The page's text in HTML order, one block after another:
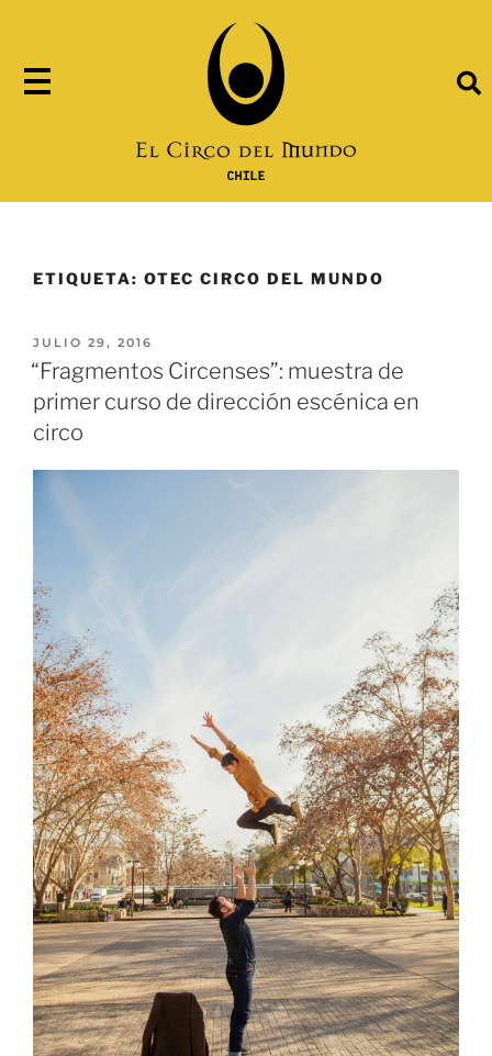
ETIQUETA: OTEC CIRCO DEL MUNDO
JULIO 29, 2016
“Fragmentos Circenses”: muestra de
primer curso de dirección escénica en
circo